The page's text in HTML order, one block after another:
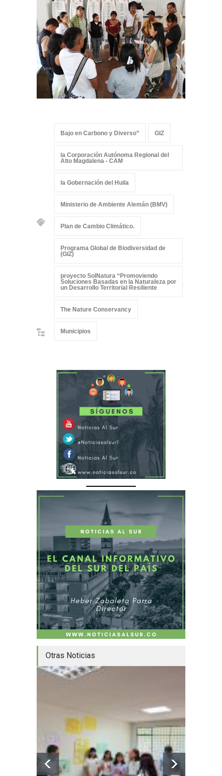
Bajo en Carbono y Diverso” GIZ
la Corporación Autónoma Regional del
Alto Magdalena - CAM
la Gobernación del Huila
Ministerio de Ambiente Alemán (BMV)
Plan de Cambio Climático.
Programa Global de Biodiversidad de
(GIZ)
proyecto SolNatura “Promoviendo
Soluciones Basadas en la Naturaleza por
un Desarrollo Territorial Resiliente
The Nature Conservancy
Municipios
Otras Noticias